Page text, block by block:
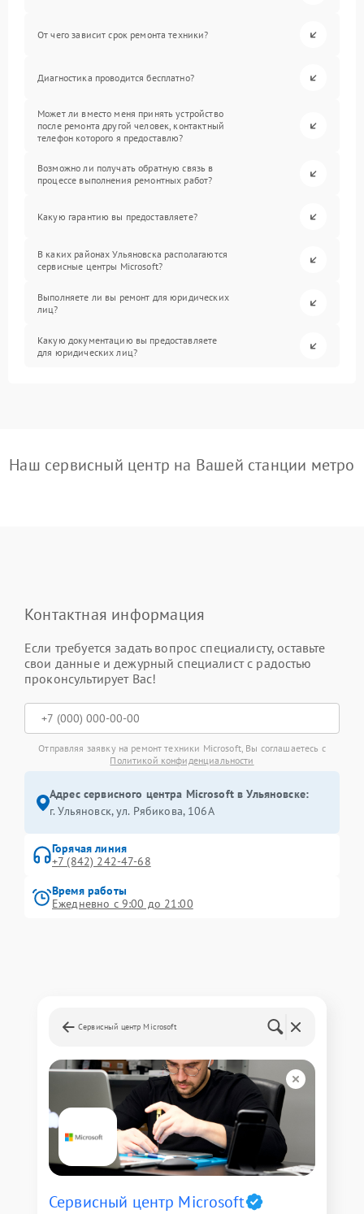
От чего зависит срок ремонта техники?
Диагностика проводится бесплатно?
Может ли вместо меня принять устройство
после ремонта другой человек, контактный
телефон которого я предоставлю?
Возможно ли получать обратную связь в
процессе выполнения ремонтных работ?
Какую гарантию вы предоставляете?
В каких районах Ульяновска располагаются
сервисные центры Microsoft?
Выполняете ли вы ремонт для юридических
лиц?
Какую документацию вы предоставляете
для юридических лиц?
Наш сервисный центр на Вашей станции метро
Контактная информация
Если требуется задать вопрос специалисту, оставьте
свои данные и дежурный специалист с радостью
проконсультирует Вас!
Отправляя заявку на ремонт техники Microsoft, Вы соглашаетесь с
Политикой конфиденциальности
Адрес сервисного центра Microsoft в Ульяновске:
г. Ульяновск, ул. Рябикова, 106А
Горячая линия
+7 (842) 242-47-68
Время работы
Ежедневно с 9:00 до 21:00
Сервисный центр Microsoft
Сервисный центр Microsoft